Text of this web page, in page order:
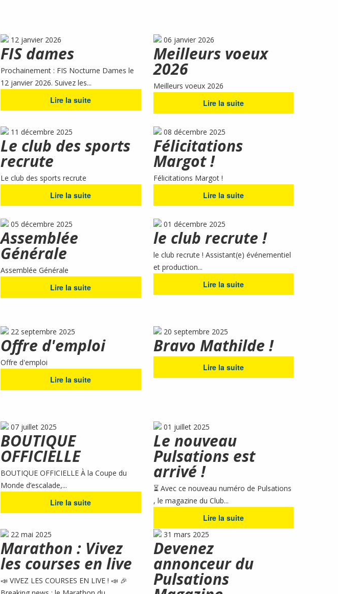
12 janvier 2026
FIS dames
Prochainement : FIS Nocturne Dames le
12 janvier 2026. Suivez les...
Lire la suite
06 janvier 2026
Meilleurs voeux
2026
Meilleurs voeux 2026
Lire la suite
11 décembre 2025
Le club des sports
recrute
Le club des sports recrute
Lire la suite
08 décembre 2025
Félicitations
Margot !
Félicitations Margot !
Lire la suite
05 décembre 2025
Assemblée
Générale
Assemblée Générale
Lire la suite
01 décembre 2025
le club recrute !
le club recrute ! Assistant(e) événementiel
et production...
Lire la suite
22 septembre 2025
Offre d'emploi
Offre d'emploi
Lire la suite
20 septembre 2025
Bravo Mathilde !
Lire la suite
07 juillet 2025
BOUTIQUE
OFFICIELLE
BOUTIQUE OFFICIELLE À la Coupe du
Monde d’escalade,...
Lire la suite
01 juillet 2025
Le nouveau
Pulsations est
arrivé !
⏳ Avec ce nouveau numéro de Pulsations
, le magazine du Club...
Lire la suite
22 mai 2025
Marathon : Vivez
les courses en live
📣 VIVEZ LES COURSES EN LIVE ! 📣 🎉
31 mars 2025
Devenez
annonceur du
Pulsations